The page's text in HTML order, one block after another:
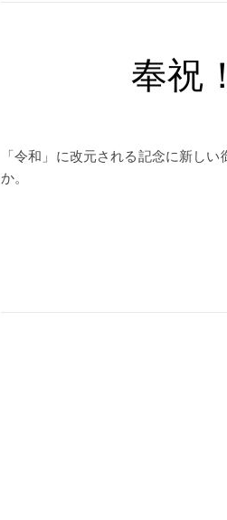
奉祝
「令和」に改元される記念に新し
か。